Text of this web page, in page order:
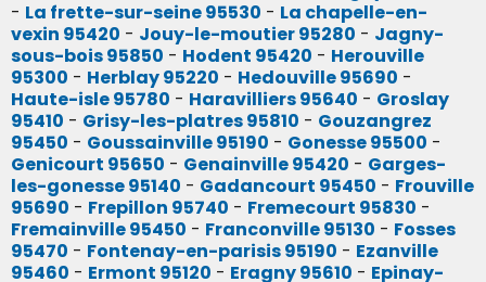
- La frette-sur-seine 95530 - La chapelle-en-
vexin 95420 - Jouy-le-moutier 95280 - Jagny-
sous-bois 95850 - Hodent 95420 - Herouville
95300 - Herblay 95220 - Hedouville 95690 -
Haute-isle 95780 - Haravilliers 95640 - Groslay
95410 - Grisy-les-platres 95810 - Gouzangrez
95450 - Goussainville 95190 - Gonesse 95500 -
Genicourt 95650 - Genainville 95420 - Garges-
les-gonesse 95140 - Gadancourt 95450 - Frouville
95690 - Frepillon 95740 - Fremecourt 95830 -
Fremainville 95450 - Franconville 95130 - Fosses
95470 - Fontenay-en-parisis 95190 - Ezanville
95460 - Ermont 95120 - Eragny 95610 - Epinay-